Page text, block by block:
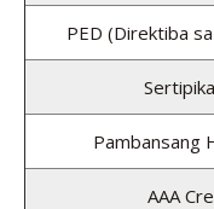
PED (Direktiba
Pambansang
AAA